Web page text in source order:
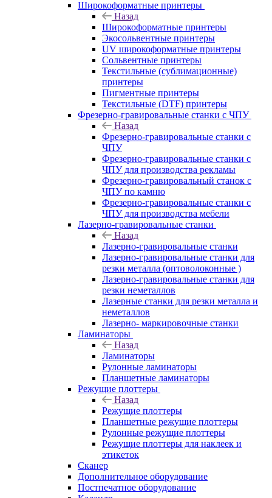
Широкоформатные принтеры
Назад
Широкоформатные принтеры
Экосольвентные принтеры
UV широкоформатные принтеры
Сольвентные принтеры
Текстильные (сублимационные)
принтеры
Пигментные принтеры
Текстильные (DTF) принтеры
Фрезерно-гравировальные станки с ЧПУ
Назад
Фрезерно-гравировальные станки с
ЧПУ
Фрезерно-гравировальные станки с
ЧПУ для производства рекламы
Фрезерно-гравировальный станок с
ЧПУ по камню
Фрезерно-гравировальные станки с
ЧПУ для производства мебели
Лазерно-гравировальные станки
Назад
Лазерно-гравировальные станки
Лазерно-гравировальные станки для
резки металла (оптоволоконные )
Лазерно-гравировальные станки для
резки неметаллов
Лазерные станки для резки металла и
неметаллов
Лазерно- маркировочные станки
Ламинаторы
Назад
Ламинаторы
Рулонные ламинаторы
Планшетные ламинаторы
Режущие плоттеры
Назад
Режущие плоттеры
Планшетные режущие плоттеры
Рулонные режущие плоттеры
Режущие плоттеры для наклеек и
этикеток
Сканер
Дополнительное оборудование
Постпечатное оборудование